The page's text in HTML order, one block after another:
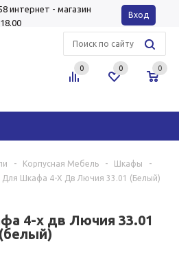
Вход
интернет - магазин
0 0 0
- Корпусная Мебель - Шкафы
-
Для Шкафа 4-Х Дв Лючия 33.01 (белый)
4-х дв Лючия 33.01
(белый)